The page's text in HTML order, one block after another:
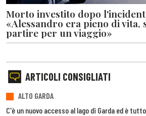
Morto investito dopo
«Alessandro era pieno di vita,
partire per un viaggio»
ARTICOLI CONSIGLIATI
ALTO GARDA
C'è un nuovo accesso al lago di Garda ed è